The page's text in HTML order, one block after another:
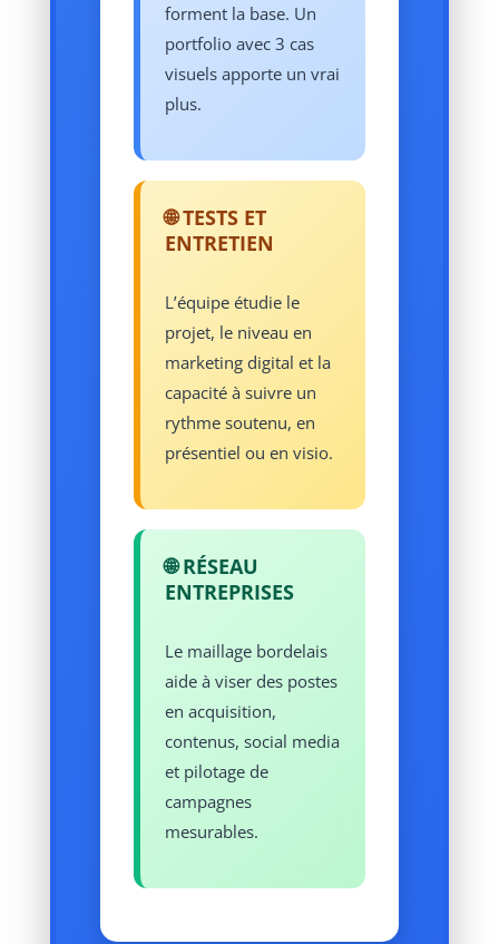
forment la base. Un
portfolio avec 3 cas
visuels apporte un vrai
plus.
🌐 TESTS ET
ENTRETIEN
L’équipe étudie le
projet, le niveau en
marketing digital et la
capacité à suivre un
rythme soutenu, en
présentiel ou en visio.
🌐 RÉSEAU
ENTREPRISES
Le maillage bordelais
aide à viser des postes
en acquisition,
contenus, social media
et pilotage de
campagnes
mesurables.